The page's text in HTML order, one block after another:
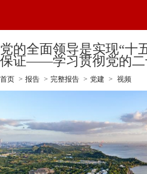
党的全面领导是实现“十
保证——学习贯彻党的二
首页 > 报告 > 完整报告 > 党建 > 视频